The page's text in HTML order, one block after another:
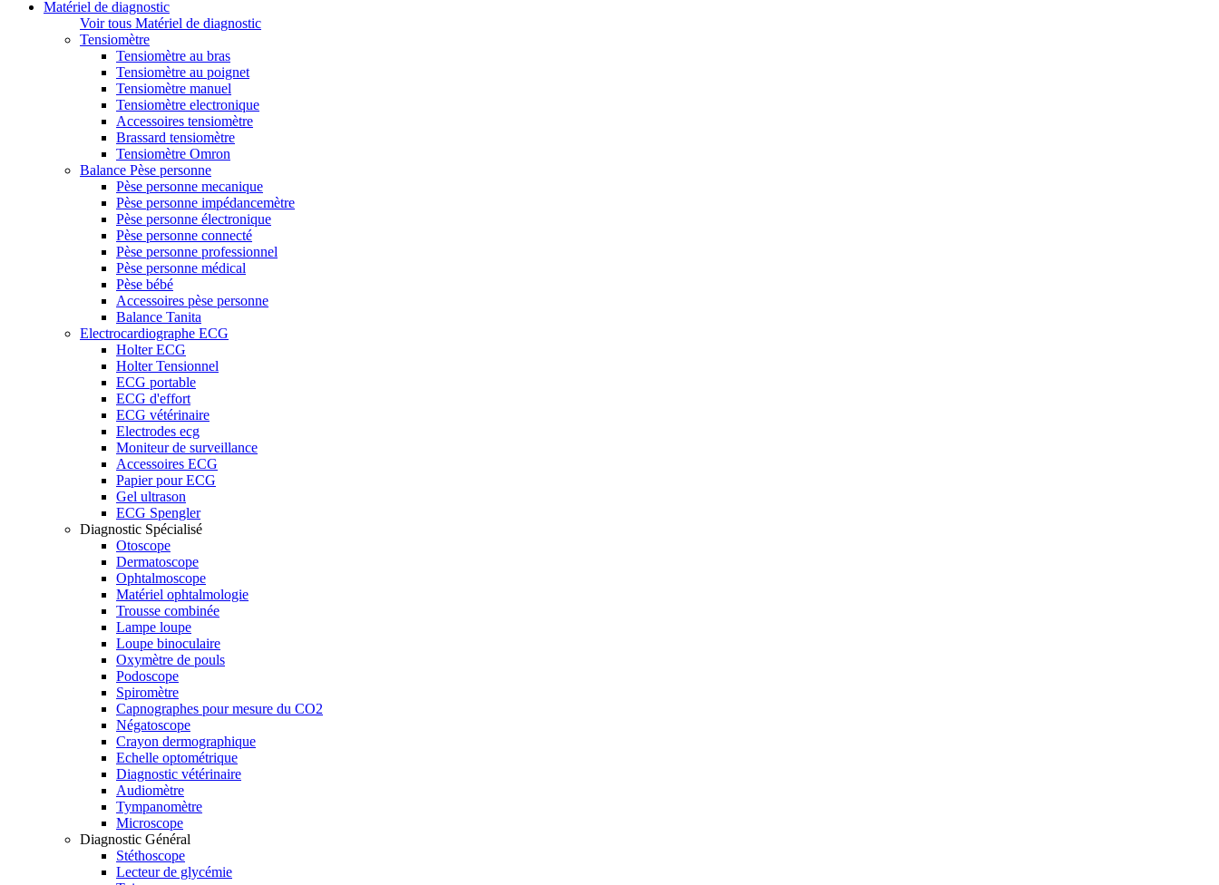
Matériel de diagnostic
Voir tous Matériel de diagnostic
Tensiomètre
Tensiomètre au bras
Tensiomètre au poignet
Tensiomètre manuel
Tensiomètre electronique
Accessoires tensiomètre
Brassard tensiomètre
Tensiomètre Omron
Balance Pèse personne
Pèse personne mecanique
Pèse personne impédancemètre
Pèse personne électronique
Pèse personne connecté
Pèse personne professionnel
Pèse personne médical
Pèse bébé
Accessoires pèse personne
Balance Tanita
Electrocardiographe ECG
Holter ECG
Holter Tensionnel
ECG portable
ECG d'effort
ECG vétérinaire
Electrodes ecg
Moniteur de surveillance
Accessoires ECG
Papier pour ECG
Gel ultrason
ECG Spengler
Diagnostic Spécialisé
Otoscope
Dermatoscope
Ophtalmoscope
Matériel ophtalmologie
Trousse combinée
Lampe loupe
Loupe binoculaire
Oxymètre de pouls
Podoscope
Spiromètre
Capnographes pour mesure du CO2
Négatoscope
Crayon dermographique
Echelle optométrique
Diagnostic vétérinaire
Audiomètre
Tympanomètre
Microscope
Diagnostic Général
Stéthoscope
Lecteur de glycémie